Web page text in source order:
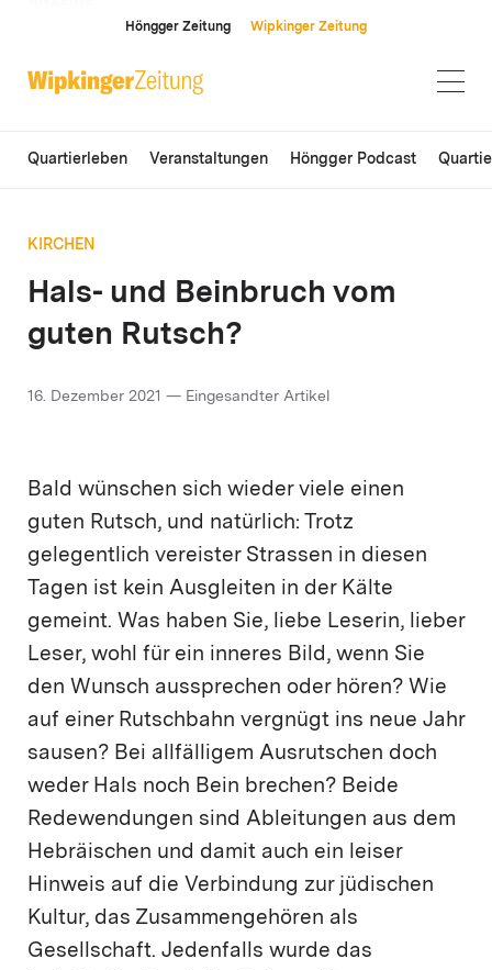
Höngger Zeitung Wipkinger Zeitung
Quartierleben Veranstaltungen Höngger Podcast
KIRCHEN
Hals- und Beinbruch vom
guten Rutsch?
16. Dezember 2021 — Eingesandter Artikel
Bald wünschen sich wieder viele einen
guten Rutsch, und natürlich: Trotz
gelegentlich vereister Strassen in diesen
Tagen ist kein Ausgleiten in der Kälte
gemeint. Was haben Sie, liebe Leserin, lieber
Leser, wohl für ein inneres Bild, wenn Sie
den Wunsch aussprechen oder hören? Wie
auf einer Rutschbahn vergnügt ins neue Jahr
sausen? Bei allfälligem Ausrutschen doch
weder Hals noch Bein brechen? Beide
Redewendungen sind Ableitungen aus dem
Hebräischen und damit auch ein leiser
Hinweis auf die Verbindung zur jüdischen
Kultur, das Zusammengehören als
Gesellschaft. Jedenfalls wurde das